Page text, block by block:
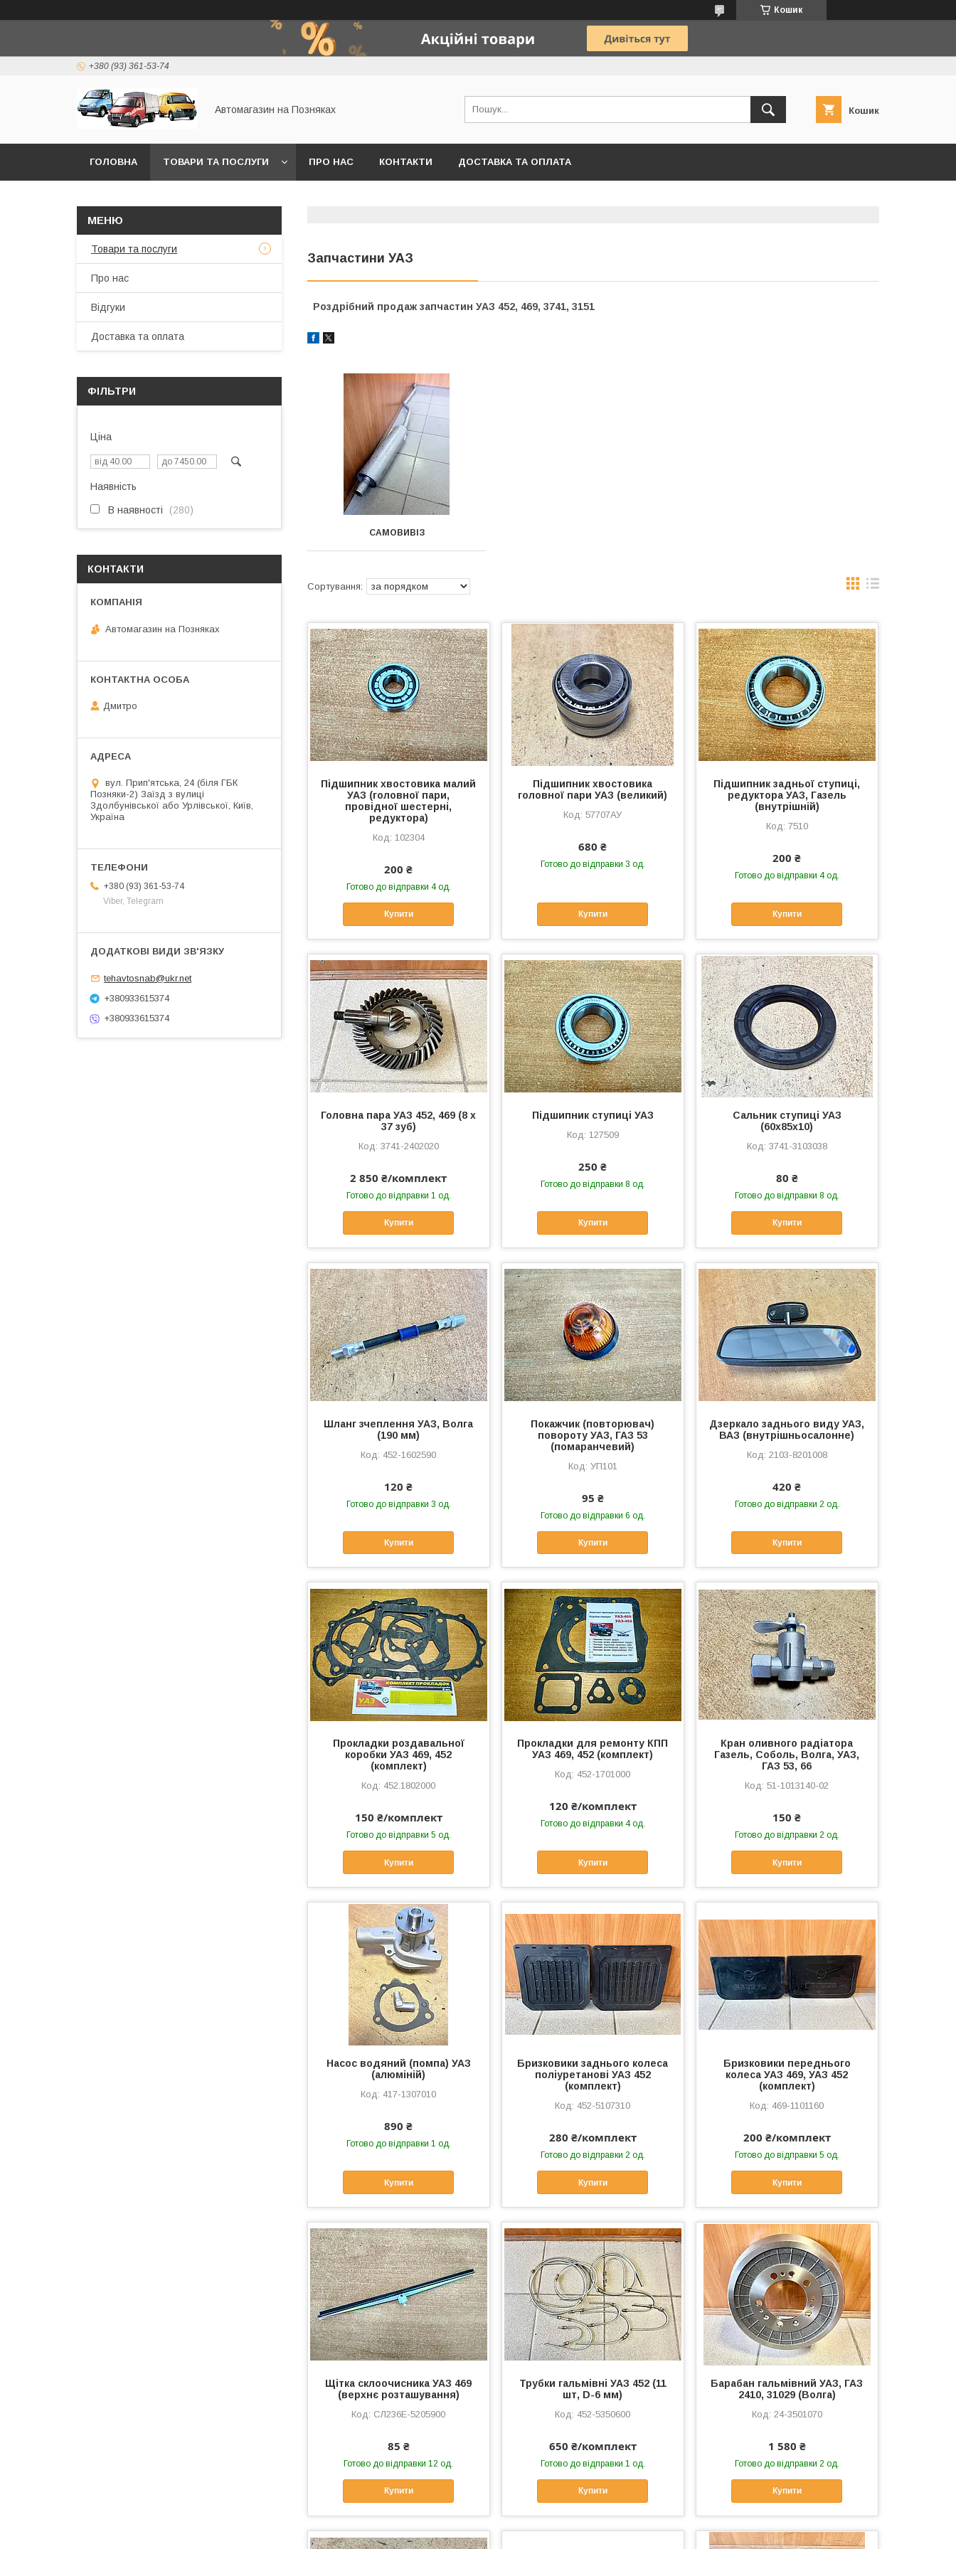
Кошик
+380 (93) 361-53-74
Автомагазин на Позняках Кошик
ГОЛОВНА ТОВАРИ ТА ПОСЛУГИ ПРО НАС КОНТАКТИ ДОСТАВКА ТА ОПЛАТА
Запчастини УАЗ
Роздрібний продаж запчастин УАЗ 452, 469, 3741, 3151
САМОВИВІЗ
Підшипник хвостовика малий
УАЗ (головної пари,
провідної шестерні,
редуктора)
102304
200 ₴
Готово до відправки 4 од.
Купити
Підшипник хвостовика
головної пари УАЗ (великий)
57707АУ
680 ₴
Готово до відправки 3 од.
Купити
Підшипник задньої ступиці,
редуктора УАЗ, Газель
(внутрішній)
7510
200 ₴
Готово до відправки 4 од.
Купити
Головна пара УАЗ 452, 469 (8 х
37 зуб)
3741-2402020
2 850 ₴/комплект
Готово до відправки 1 од.
Купити
Підшипник ступиці УАЗ
127509
250 ₴
Готово до відправки 8 од.
Купити
Сальник ступиці УАЗ
(60х85х10)
3741-3103038
80 ₴
Готово до відправки 8 од.
Купити
Шланг зчеплення УАЗ, Волга
(190 мм)
452-1602590
120 ₴
Готово до відправки 3 од.
Купити
Покажчик (повторювач)
повороту УАЗ, ГАЗ 53
(помаранчевий)
УП101
95 ₴
Готово до відправки 6 од.
Купити
Дзеркало заднього виду УАЗ,
ВАЗ (внутрішньосалонне)
2103-8201008
420 ₴
Готово до відправки 2 од.
Купити
Прокладки роздавальної
коробки УАЗ 469, 452
(комплект)
452.1802000
150 ₴/комплект
Готово до відправки 5 од.
Купити
Прокладки для ремонту КПП
УАЗ 469, 452 (комплект)
452-1701000
120 ₴/комплект
Готово до відправки 4 од.
Купити
Кран оливного радіатора
Газель, Соболь, Волга, УАЗ,
ГАЗ 53, 66
51-1013140-02
150 ₴
Готово до відправки 2 од.
Купити
Насос водяний (помпа) УАЗ
(алюміній)
417-1307010
890 ₴
Готово до відправки 1 од.
Купити
Бризковики заднього колеса
поліуретанові УАЗ 452
(комплект)
452-5107310
280 ₴/комплект
Готово до відправки 2 од.
Купити
Бризковики переднього
колеса УАЗ 469, УАЗ 452
(комплект)
469-1101160
200 ₴/комплект
Готово до відправки 5 од.
Купити
Щітка склоочисника УАЗ 469
(верхнє розташування)
СЛ236Е-5205900
85 ₴
Готово до відправки 12 од.
Купити
Трубки гальмівні УАЗ 452 (11
шт, D-6 мм)
452-5350600
650 ₴/комплект
Готово до відправки 1 од.
Купити
Барабан гальмівний УАЗ, ГАЗ
2410, 31029 (Волга)
24-3501070
1 580 ₴
Готово до відправки 2 од.
Купити
Товари та послуги
Про нас
Відгуки
Доставка та оплата
ФІЛЬТРИ
Ціна
Наявність
В наявності 280
КОНТАКТИ
Автомагазин на Позняках
Дмитро
вул. Прип'ятська, 24 (біля ГБК
Позняки-2) Заїзд з вулиці
Здолбунівської або Урлівської, Київ,
Україна
+380 (93) 361-53-74
Viber, Telegram
tehavtosnab@ukr.net
+380933615374
+380933615374